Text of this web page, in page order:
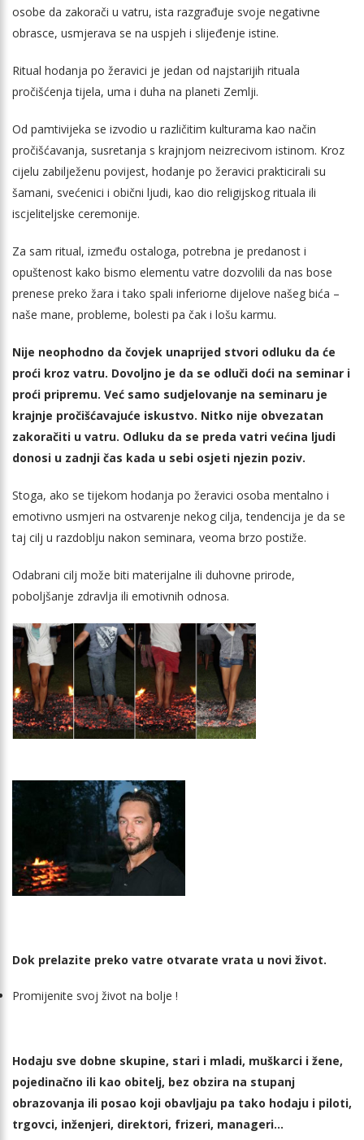
osobe da zakorači u vatru, ista razgrađuje svoje negativne
obrasce, usmjerava se na uspjeh i slijeđenje istine.
Ritual hodanja po žeravici je jedan od najstarijih rituala
pročišćenja tijela, uma i duha na planeti Zemlji.
Od pamtivijeka se izvodio u različitim kulturama kao način
pročišćavanja, susretanja s krajnjom neizrecivom istinom. Kroz
cijelu zabilježenu povijest, hodanje po žeravici prakticirali su
šamani, svećenici i obični ljudi, kao dio religijskog rituala ili
iscjeliteljske ceremonije.
Za sam ritual, između ostaloga, potrebna je predanost i
opuštenost kako bismo elementu vatre dozvolili da nas bose
prenese preko žara i tako spali inferiorne dijelove našeg bića –
naše mane, probleme, bolesti pa čak i lošu karmu.
Nije neophodno da čovjek unaprijed stvori odluku da će
proći kroz vatru. Dovoljno je da se odluči doći na seminar i
proći pripremu. Već samo sudjelovanje na seminaru je
krajnje pročišćavajuće iskustvo. Nitko nije obvezatan
zakoračiti u vatru. Odluku da se preda vatri većina ljudi
donosi u zadnji čas kada u sebi osjeti njezin poziv.
Stoga, ako se tijekom hodanja po žeravici osoba mentalno i
emotivno usmjeri na ostvarenje nekog cilja, tendencija je da se
taj cilj u razdoblju nakon seminara, veoma brzo postiže.
Odabrani cilj može biti materijalne ili duhovne prirode,
poboljšanje zdravlja ili emotivnih odnosa.
Dok prelazite preko vatre otvarate vrata u novi život.
Promijenite svoj život na bolje !
Hodaju sve dobne skupine, stari i mladi, muškarci i žene,
pojedinačno ili kao obitelj, bez obzira na stupanj
obrazovanja ili posao koji obavljaju pa tako hodaju i piloti,
trgovci, inženjeri, direktori, frizeri, manageri…